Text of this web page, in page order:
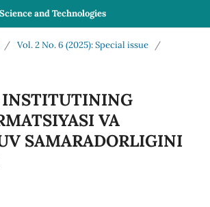
and Technologies
/ Vol. 2 No. 6 (2025): Special issue
/
VA
SAMARADORLIGINI